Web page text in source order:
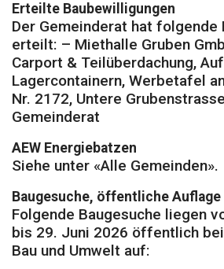
Erteilte Baubewilligungen
Der Gemeinderat hat folgende
erteilt: – Miethalle Gruben
Carport & Teilüberdachung,
Lagercontainern, Werbetafel
Nr. 2172, Untere
Gemeinderat
AEW Energiebatzen
Siehe unter «Alle Gemeinden».
Baugesuche, öffentliche Auflage
Folgende Baugesuche liegen
bis 29. Juni 2026 öffentlich
Bau und Umwelt auf: